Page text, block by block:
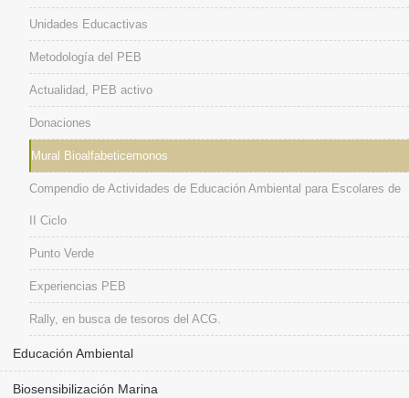
Unidades Educactivas
Metodología del PEB
Actualidad, PEB activo
Donaciones
Mural Bioalfabeticemonos
Compendio de Actividades de Educación Ambiental para Escolares de
II Ciclo
Punto Verde
Experiencias PEB
Rally, en busca de tesoros del ACG.
Educación Ambiental
Biosensibilización Marina